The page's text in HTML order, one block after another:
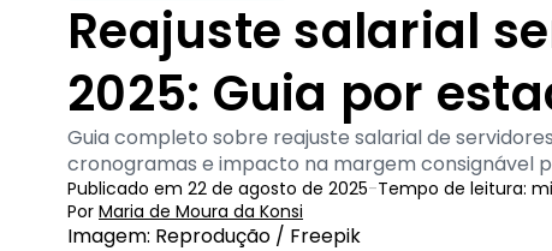
Reajuste salarial
2025: Guia por
Guia completo sobre reajuste salarial de
cronogramas e impacto na margem consignável
Publicado em 22 de agosto de 2025-Tempo de leitura:
Por Maria de Moura da Konsi
Imagem: Reprodução / Freepik